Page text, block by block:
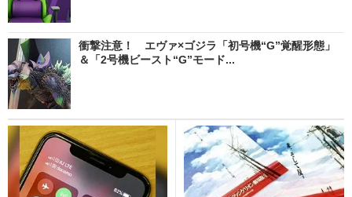
衝撃注意！ エヴァ×ゴジラ「初号機“G”覚醒形態」
＆「2号機ビースト“G”モード...